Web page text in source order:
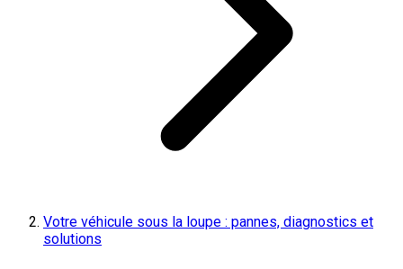
Votre véhicule sous la loupe : pannes, diagnostics et
solutions